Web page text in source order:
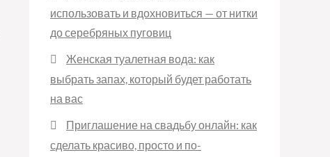
использовать и вдохновиться — от нитки
до серебряных пуговиц
Женская туалетная вода: как
выбрать запах, который будет работать
на вас
Приглашение на свадьбу онлайн: как
сделать красиво, просто и по-